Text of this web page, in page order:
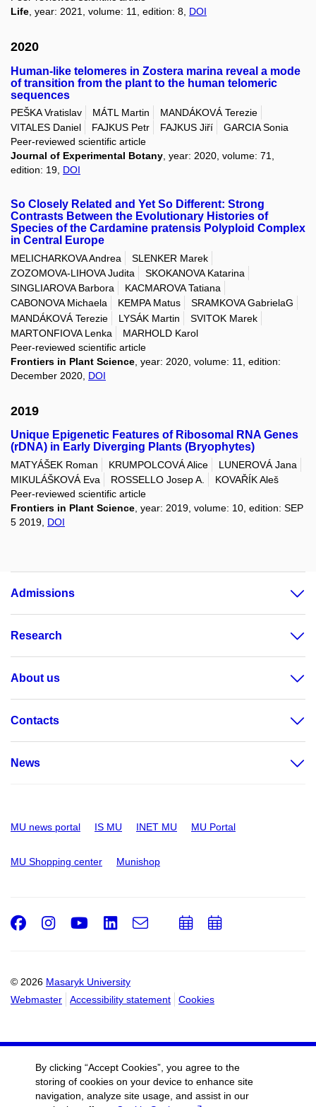
Life, year: 2021, volume: 11, edition: 8, DOI
2020
Human-like telomeres in Zostera marina reveal a mode
of transition from the plant to the human telomeric
sequences
PEŠKA Vratislav MÁTL Martin
MANDÁKOVÁ Terezie
VITALES Daniel
FAJKUS Petr FAJKUS Jiří
GARCIA Sonia
Peer-reviewed scientific article
Journal of Experimental Botany, year: 2020, volume: 71,
edition: 19, DOI
So Closely Related and Yet So Different: Strong
Contrasts Between the Evolutionary Histories of
Species of the Cardamine pratensis Polyploid Complex
in Central Europe
MELICHARKOVA Andrea
SLENKER Marek
ZOZOMOVA-LIHOVA Judita
SKOKANOVA Katarina
SINGLIAROVA Barbora
KACMAROVA Tatiana
CABONOVA Michaela
KEMPA Matus
SRAMKOVA GabrielaG
MANDÁKOVÁ Terezie
LYSÁK Martin
SVITOK Marek
MARTONFIOVA Lenka
MARHOLD Karol
Peer-reviewed scientific article
Frontiers in Plant Science , year: 2020, volume: 11, edition:
December 2020, DOI
2019
Unique Epigenetic Features of Ribosomal RNA Genes
(rDNA) in Early Diverging Plants (Bryophytes)
MATYÁŠEK Roman KRUMPOLCOVÁ Alice
LUNEROVÁ Jana
MIKULÁŠKOVÁ Eva
ROSSELLO Josep A.
KOVAŘÍK Aleš
Peer-reviewed scientific article
Frontiers in Plant Science , year: 2019, volume: 10, edition: SEP
5 2019, DOI
Admissions
Research
About us
Contacts
News
MU news portal IS MU INET MU MU Portal
MU Shopping center Munishop
© 2026 Masaryk University
Webmaster
Accessibility statement Cookies
Facebook
Instagram
Youtube
LinkedIn
e-
AddAdd
By clicking “Accept Cookies”, you agree to the
storing of cookies on your device to enhance site
navigation, analyze site usage, and assist in our